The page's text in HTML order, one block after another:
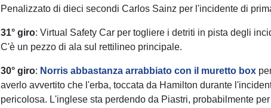
Penalizzato di dieci secondi Carlos Sainz per l'incidente di
31° giro: Virtual Safety Car per togliere i detriti in pista degli
C'è un pezzo di ala sul rettilineo principale.
30° giro: Norris abbastanza arrabbiato con il muretto box
averlo avvertito che l'erba, toccata da Hamilton durante
pericolosa. L'inglese sta perdendo da Piastri, probabilmente